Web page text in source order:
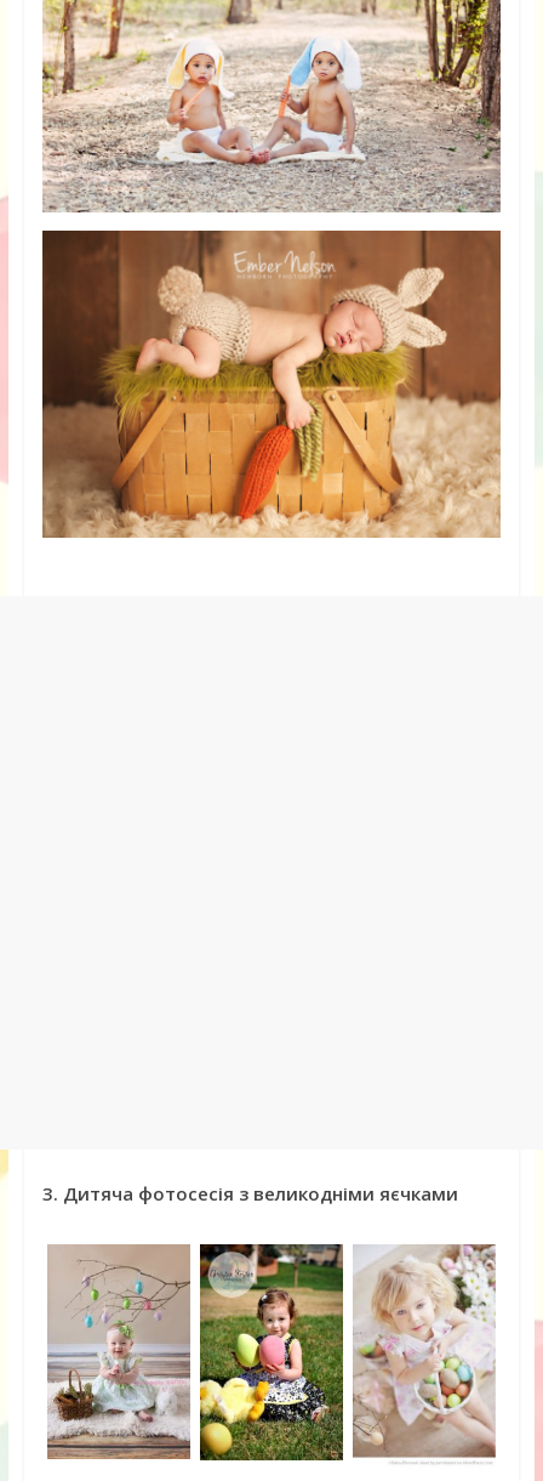
3. Дитяча фотосесія з великодніми яєчками